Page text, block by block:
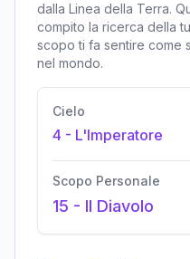
dalla Linea della Terra.
compito la ricerca della
scopo ti fa sentire come
nel mondo.
Cielo
4 - L'Imperatore
Scopo Personale
15 - Il Diavolo